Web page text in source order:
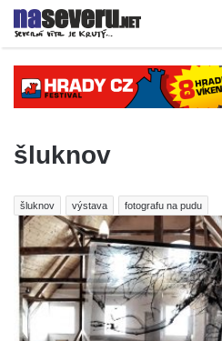
šluknov
šluknov výstava fotografu na pudu